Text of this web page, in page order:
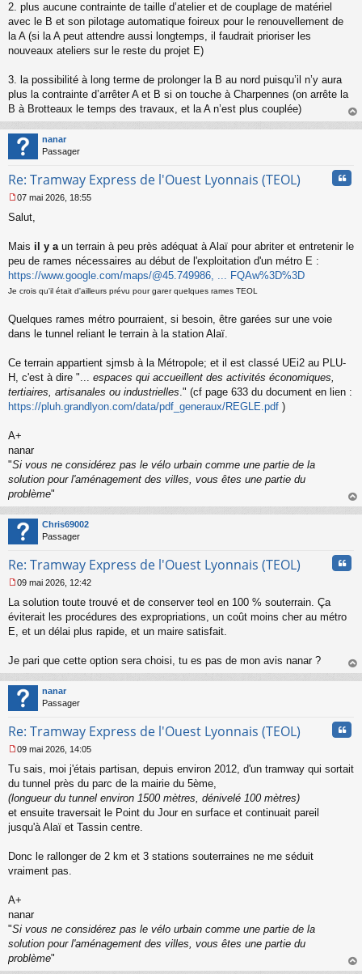
2. plus aucune contrainte de taille d’atelier et de couplage de matériel
avec le B et son pilotage automatique foireux pour le renouvellement de
la A (si la A peut attendre aussi longtemps, il faudrait prioriser les
nouveaux ateliers sur le reste du projet E)
3. la possibilité à long terme de prolonger la B au nord puisqu’il n’y aura
plus la contrainte d’arrêter A et B si on touche à Charpennes (on arrête la
B à Brotteaux le temps des travaux, et la A n’est plus couplée)
au
nanar
Passager
Re: Tramway Express de l'Ouest Lyonnais (TEOL)
e
s
g
e
n
n
u
07 mai 2026, 18:55
Salut,
Mais il y aun terrain à peu près adéquat à Alaï pour abriter et entretenir le
peu de rames nécessaires au début de l'exploitation d'un métro E :
https://www.google.com/maps/@45.749986, ... FQAw%3D%3D
Je crois qu'il était d'ailleurs prévu pour garer quelques rames TEOL
Quelques rames métro pourraient, si besoin, être garées sur une voie
dans le tunnel reliant le terrain à la station Alaï.
Ce terrain appartient sjmsb à la Métropole; et il est classé UEi2 au PLU-
H, c'est à dire "... espaces qui accueillent des activités économiques,
tertiaires, artisanales ou industrielles." (cf page 633 du document en lien :
https://pluh.grandlyon.com/data/pdf_generaux/REGLE.pdf )
A+
nanar
"Si vous ne considérez pas le vélo urbain comme une partie de la
solution pour l'aménagement des villes, vous êtes une partie du
problème"
au
Chris69002
Passager
Re: Tramway Express de l'Ouest Lyonnais (TEOL)
e
s
a
e
n
o
n
l
09 mai 2026, 12:42
La solution toute trouvé et de conserver teol en 100 % souterrain. Ça
éviterait les procédures des expropriations, un coût moins cher au métro
E, et un délai plus rapide, et un maire satisfait.
Je pari que cette option sera choisi, tu es pas de mon avis nanar ?
au
nanar
Passager
Re: Tramway Express de l'Ouest Lyonnais (TEOL)
e
s
s
g
e
o
n
09 mai 2026, 14:05
Tu sais, moi j'étais partisan, depuis environ 2012, d'un tramway qui sortait
du tunnel près du parc de la mairie du 5ème,
(longueur du tunnel environ 1500 mètres, dénivelé 100 mètres)
et ensuite traversait le Point du Jour en surface et continuait pareil
jusqu'à Alaï et Tassin centre.
Donc le rallonger de 2 km et 3 stations souterraines ne me séduit
vraiment pas.
A+
nanar
"Si vous ne considérez pas le vélo urbain comme une partie de la
solution pour l'aménagement des villes, vous êtes une partie du
problème"